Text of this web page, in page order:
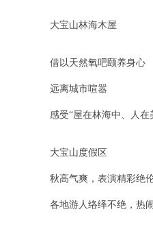
大宝山林海木屋
借以天然氧吧颐养身心
远离城市喧嚣
感受“屋在林海中、人在
大宝山度假区
秋高气爽，表演精彩绝
各地游人络绎不绝，热闹